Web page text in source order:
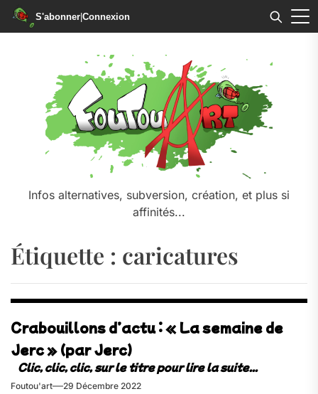
S'abonner|Connexion
Infos alternatives, subversion, création, et plus si
affinités...
Étiquette : caricatures
Crabouillons d’actu : « La semaine de
Jerc » (par Jerc)
Foutou'art 29 Décembre 2022